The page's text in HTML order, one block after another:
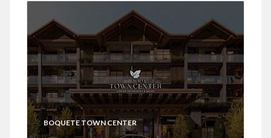
BOQUETE TOWN CENTER